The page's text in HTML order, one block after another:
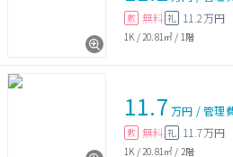
敷 無料 礼 11.2万円
1K / 20.81㎡ / 1階
11.7 万円 /管理
敷 無料 礼 11.7万円
1K / 20.81㎡ / 2階